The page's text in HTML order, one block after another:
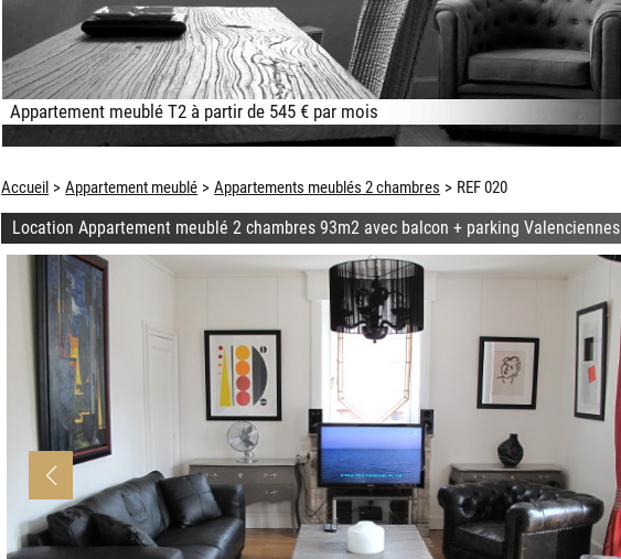
Appartement meublé T2 à partir de 545 € par mois
Accueil Appartement meublé Appartements meublés 2 chambres REF 020
Location Appartement meublé 2 chambres 93m2 avec balcon + parking Valenciennes